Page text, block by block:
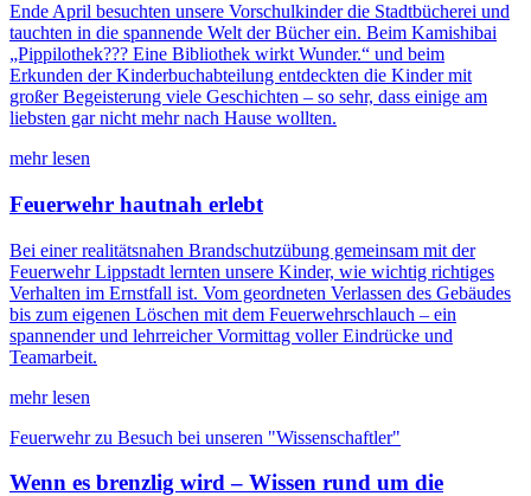
Ende April besuchten unsere Vorschulkinder die Stadtbücherei und
tauchten in die spannende Welt der Bücher ein. Beim Kamishibai
„Pippilothek??? Eine Bibliothek wirkt Wunder.“ und beim
Erkunden der Kinderbuchabteilung entdeckten die Kinder mit
großer Begeisterung viele Geschichten – so sehr, dass einige am
liebsten gar nicht mehr nach Hause wollten.
mehr lesen
Feuerwehr hautnah erlebt
Bei einer realitätsnahen Brandschutzübung gemeinsam mit der
Feuerwehr Lippstadt lernten unsere Kinder, wie wichtig richtiges
Verhalten im Ernstfall ist. Vom geordneten Verlassen des Gebäudes
bis zum eigenen Löschen mit dem Feuerwehrschlauch – ein
spannender und lehrreicher Vormittag voller Eindrücke und
Teamarbeit.
mehr lesen
Feuerwehr zu Besuch bei unseren "Wissenschaftler"
Wenn es brenzlig wird – Wissen rund um die